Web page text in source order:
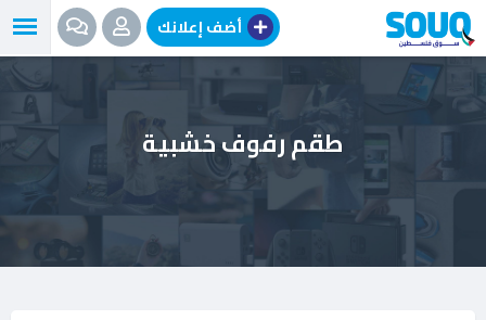
انتقل
إلى
المحتوى
أضف إعلانك
طقم رفوف خشبية